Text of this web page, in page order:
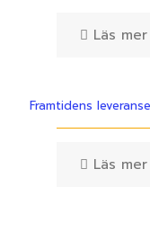
Läs mer
Framtidens
Läs mer